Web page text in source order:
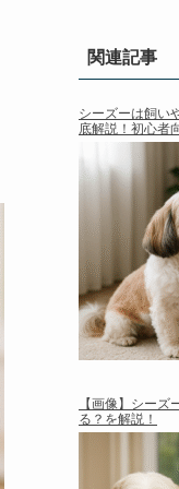
関連記事
シーズーは飼い
底解説！初心者
【画像】シー
る？を解説！